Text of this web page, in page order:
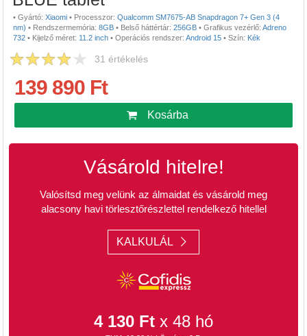
• Gyártó: Xiaomi • Processzor: Qualcomm SM7675-AB Snapdragon 7+ Gen 3 (4
nm) • Rendszermemória: 8GB • Belső háttértár: 256GB • Grafikus vezérlő: Adreno
732 • Kijelző méret: 11.2 inch • Operációs rendszer: Android 15 • Szín: Kék
31 értékelés
139 890 Ft
Kosárba
Vásárold hitelre!
Valósítsd meg velünk az álmaidat és vásárold meg
alacsony havi törlesztőrészlettel rendelkező hitellel
KALKULÁL
4 130 Ft x 48 hó